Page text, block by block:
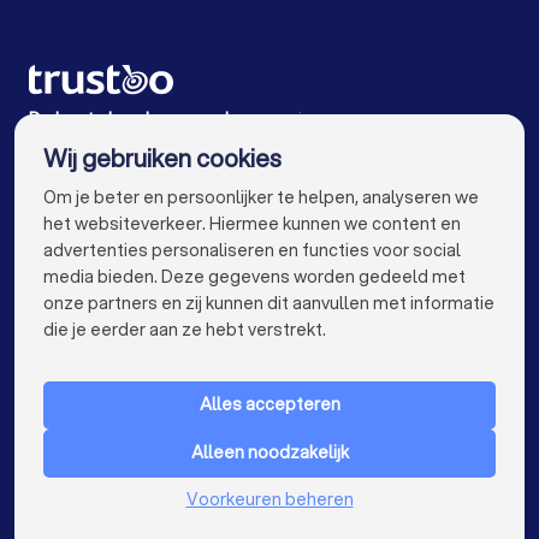
Loopbaancoaches in Nijmegen
Loopbaancoaches in Enschede
Loopbaancoaches in Haarlem
Loopbaancoaches in Arnhem
Loopbaancoaches in Amersfoort
Loopbaancoaches in Den Bosch
Loopbaancoaches in Maastricht
Loopbaancoaches in Leiden
De beste loopbaancoaches voor jou
VOOR PARTICULIEREN keyboard_arrow_down
Nederland
Wij gebruiken cookies
Om je beter en persoonlijker te helpen, analyseren we
het websiteverkeer. Hiermee kunnen we content en
advertenties personaliseren en functies voor social
media bieden. Deze gegevens worden gedeeld met
onze partners en zij kunnen dit aanvullen met informatie
die je eerder aan ze hebt verstrekt.
Alles accepteren
Alleen noodzakelijk
Voorkeuren beheren